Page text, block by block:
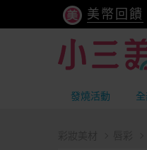
美幣回饋
發燒活動